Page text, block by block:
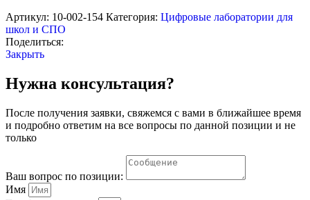
педагога,
минимальный
уровень
Артикул: 10-002-154 Категория: Цифровые лаборатории для
школ и СПО
Поделиться:
Закрыть
Нужна консультация?
После получения заявки, свяжемся с вами в ближайшее время
и подробно ответим на все вопросы по данной позиции и не
только
Ваш вопрос по позиции:
Имя